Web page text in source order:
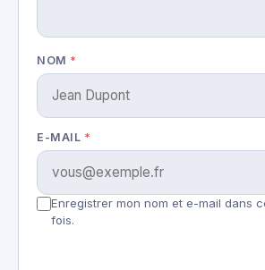
NOM *
E-MAIL *
Enregistrer mon nom et e-mail dans
fois.